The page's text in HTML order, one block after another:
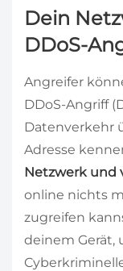
Dein
DDoS-
Angreifer
DDoS-Angriff
Datenverkehr
Adresse
Netzwerk und
online nichts
zugreifen
deinem Gerät,